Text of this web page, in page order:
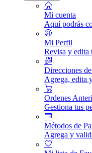
Mi cuenta
Aquí podrás
Mi Perfil
Revisa y edita
Direcciones
Agrega, edita
Ordenes
Gestiona tus
Métodos de
Agrega y